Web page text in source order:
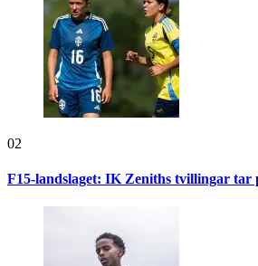
02
F15-landslaget: IK Zeniths tvillingar tar